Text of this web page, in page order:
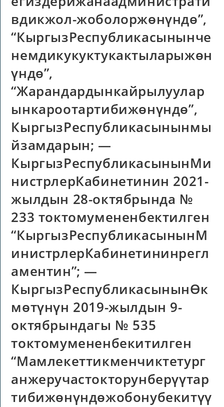
вдикжол-жоболоржөнүндө”,
“КыргызРеспубликасынынче
немдикукуктукактыларыжөн
үндө”,
“Жарандардынкайрылуулар
ынкароотартибижөнүндө”,
КыргызРеспубликасынынмы
йзамдарын; —
КыргызРеспубликасынынМи
нистрлерКабинетинин 2021-
жылдын 28-октябрында №
233 токтомумененбектилген
“КыргызРеспубликасынынМ
инистрлерКабинетининрегл
аментин”; —
КыргызРеспубликасынынӨк
мөтүнүн 2019-жылдын 9-
октябрындагы № 535
токтомумененбекитилген
“Мамлекеттикменчиктетург
анжеручастокторунберүүтар
тибижөнүндөжобонубекитүү